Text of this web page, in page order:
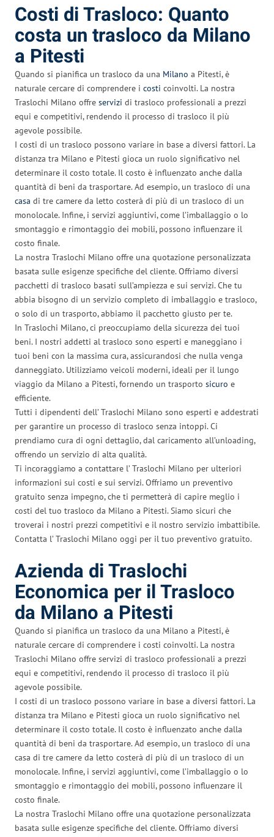
Costi di Trasloco: Quanto
costa un trasloco da Milano
a Pitesti
Quando si pianifica un trasloco da una Milano a Pitesti, è
naturale cercare di comprendere i costi coinvolti. La nostra
Traslochi Milano offre servizi di trasloco professionali a prezzi
equi e competitivi, rendendo il processo di trasloco il più
agevole possibile.
I costi di un trasloco possono variare in base a diversi fattori. La
distanza tra Milano e Pitesti gioca un ruolo significativo nel
determinare il costo totale. Il costo è influenzato anche dalla
quantità di beni da trasportare. Ad esempio, un trasloco di una
casa di tre camere da letto costerà di più di un trasloco di un
monolocale. Infine, i servizi aggiuntivi, come l’imballaggio o lo
smontaggio e rimontaggio dei mobili, possono influenzare il
costo finale.
La nostra Traslochi Milano offre una quotazione personalizzata
basata sulle esigenze specifiche del cliente. Offriamo diversi
pacchetti di trasloco basati sull’ampiezza e sui servizi. Che tu
abbia bisogno di un servizio completo di imballaggio e trasloco,
o solo di un trasporto, abbiamo il pacchetto giusto per te.
In Traslochi Milano, ci preoccupiamo della sicurezza dei tuoi
beni. I nostri addetti al trasloco sono esperti e maneggiano i
tuoi beni con la massima cura, assicurandosi che nulla venga
danneggiato. Utilizziamo veicoli moderni, ideali per il lungo
viaggio da Milano a Pitesti, fornendo un trasporto sicuro e
efficiente.
Tutti i dipendenti dell’ Traslochi Milano sono esperti e addestrati
per garantire un processo di trasloco senza intoppi. Ci
prendiamo cura di ogni dettaglio, dal caricamento all’unloading,
offrendo un servizio di alta qualità.
Ti incoraggiamo a contattare l’ Traslochi Milano per ulteriori
informazioni sui costi e sui servizi. Offriamo un preventivo
gratuito senza impegno, che ti permetterà di capire meglio i
costi del tuo trasloco da Milano a Pitesti. Siamo sicuri che
troverai i nostri prezzi competitivi e il nostro servizio imbattibile.
Contatta l’ Traslochi Milano oggi per il tuo preventivo gratuito.
Azienda di Traslochi
Economica per il Trasloco
da Milano a Pitesti
Quando si pianifica un trasloco da una Milano a Pitesti, è
naturale cercare di comprendere i costi coinvolti. La nostra
Traslochi Milano offre servizi di trasloco professionali a prezzi
equi e competitivi, rendendo il processo di trasloco il più
agevole possibile.
I costi di un trasloco possono variare in base a diversi fattori. La
distanza tra Milano e Pitesti gioca un ruolo significativo nel
determinare il costo totale. Il costo è influenzato anche dalla
quantità di beni da trasportare. Ad esempio, un trasloco di una
casa di tre camere da letto costerà di più di un trasloco di un
monolocale. Infine, i servizi aggiuntivi, come l’imballaggio o lo
smontaggio e rimontaggio dei mobili, possono influenzare il
costo finale.
La nostra Traslochi Milano offre una quotazione personalizzata
basata sulle esigenze specifiche del cliente. Offriamo diversi